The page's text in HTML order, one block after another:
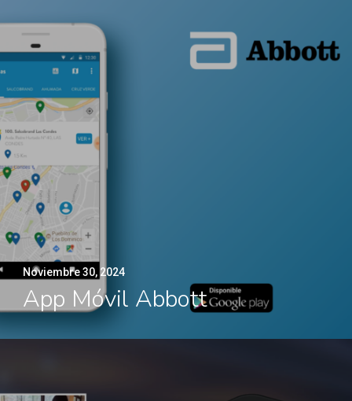
Noviembre 30, 2024
App Móvil Abbott